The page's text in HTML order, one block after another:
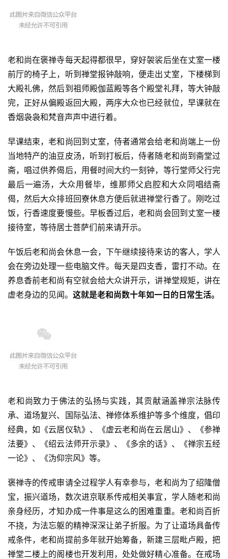
老和尚在褒禅寺每天起得都很早，穿好袈裟后坐在丈室一楼
前厅的椅子上，听到禅堂报钟敲响，便走出丈室，下楼梯到
大殿礼佛，然后到祖师殿伽蓝殿等各个殿堂礼拜，等大钟敲
完，正好从偏殿返回大殿，两序大众也已经就位，早课就在
香烟袅袅和梵音声声中进行着。
早课结束，老和尚回到丈室，侍者通常会给老和尚端上一份
当地特产的油豆皮汤，听到打板后，侍者随老和尚到斋堂过
斋，唱过供养偈后，用餐时间大约一刻钟，等行堂师父行完
最后一遍汤，大众用餐毕，维那师父启腔和大众同唱结斋
偈，然后大众排班回寮休息方便后就进禅堂行香了。刚吃过
饭，行香速度要慢些。早板香过后，老和尚会回到丈室一楼
接待室，等待居士菩萨们前来请开示。
午饭后老和尚会休息一会，下午继续接待来访的客人，学人
会在旁边处理一些电脑文件。每天是四支香，雷打不动。在
养息香前老和尚有空就会给大众讲开示，讲禅堂规矩，讲在
虚老身边的见闻。 这就是老和尚数十年如一日的日常生活。
老和尚致力于佛法的弘扬与实践，其贡献涵盖禅宗法脉传
承、道场复兴、国际弘法、禅修体系维护等多个维度，倡印
经典，如《云居仪轨》、《虚云老和尚在云居山》、《参禅
法要》、《绍云法师开示录》、《多余的话》、《禅宗五经
一论》、《沩仰宗风》等。
褒禅寺的传戒审请全过程学人有幸参与，老和尚为了绍隆僧
宝，振兴道场，数次进京联系传戒相关事宜，学人随老和尚
亲身经历，才知办成一件事是这么的困难重重。老和尚百折
不挠，为法忘躯的精神深深让弟子折服。为了让道场具备传
戒条件，老和尚提前多年就开始筹备，新建三层毗卢殿，把
禅堂二楼上的阁楼也开发利用，处处做好精心准备。在戒场